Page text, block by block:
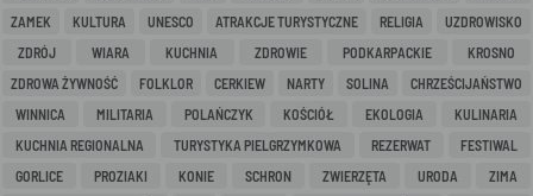
ZAMEK
KULTURA UNESCO ATRAKCJE TURYSTYCZNE RELIGIA
UZDROWISKO
ZDRÓJ
WIARA KUCHNIA ZDROWIE PODKARPACKIE
KROSNO
ZDROWA ŻYWNOŚĆ
FOLKLOR CERKIEW NARTY SOLINA
CHRZEŚCIJAŃSTWO
WINNICA
MILITARIA POLAŃCZYK KOŚCIÓŁ EKOLOGIA
KULINARIA
KUCHNIA REGIONALNA
TURYSTYKA PIELGRZYMKOWA REZERWAT
FESTIWAL
GORLICE
PROZIAKI KONIE SCHRON ZWIERZĘTA URODA
ZIMA